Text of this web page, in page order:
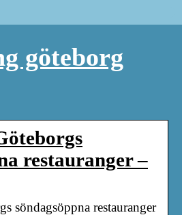
göteborg
restauranger –
söndagsöppna restauranger